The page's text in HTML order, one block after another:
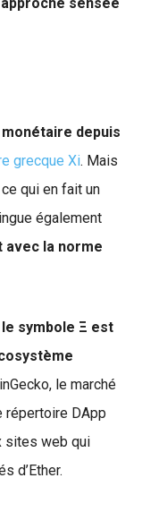
depuis
grecque Xi. Mais
ce qui en fait un
également
avec la norme
le symbole Ξ est
le marché
répertoire DApp
sites web qui
d’Ether.